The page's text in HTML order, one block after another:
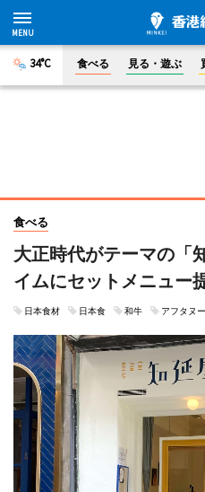
34°C 食べる 見る・遊ぶ
食べる
大正時代がテーマの
イムにセットメニュー
日本食材 日本食 和牛 アフタヌ